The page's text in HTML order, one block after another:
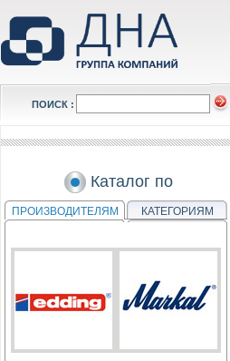
ПОИСК :
Каталог по
ПРОИЗВОДИТЕЛЯМ КАТЕГОРИЯМ